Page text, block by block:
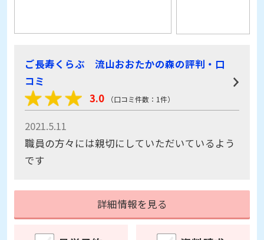
ご長寿くらぶ 流山おおたかの森の評判・口
コミ
3.0
（口コミ件数：1件）
2021.5.11
職員の方々には親切にしていただいているよう
です
詳細情報を見る